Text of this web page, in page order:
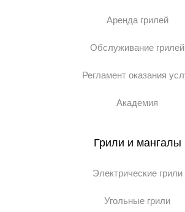
Аренда грилей
Обслуживание грилей
Регламент оказания
Академия
Грили и мангалы
Электрические грили
Угольные грили